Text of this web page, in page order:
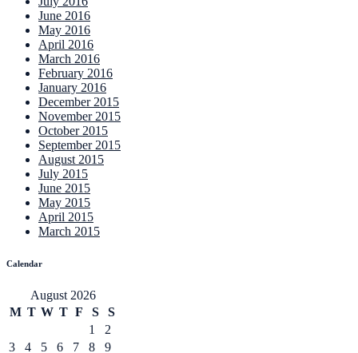
June 2016
May 2016
April 2016
March 2016
February 2016
January 2016
December 2015
November 2015
October 2015
September 2015
August 2015
July 2015
June 2015
May 2015
April 2015
March 2015
Calendar
August 2026
M T W T F S
S
1
2
3
4 5 6 7 8
9